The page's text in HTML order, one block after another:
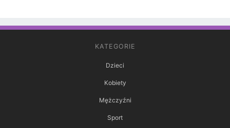
KATEGORIE
Dzieci
Kobiety
Mężczyźni
Sport